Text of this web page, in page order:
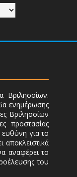
Βριλησσίων.
ενημέρωσης
Βριλησσίων
προστασίας
για το
αποκλειστικά
αναφέρει το
του